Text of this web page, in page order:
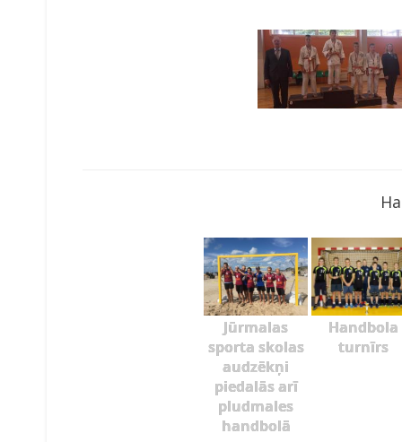
Jūrmalas
sporta skolas
audzēkņi
piedalās arī
pludmales
handbolā
Handbola
turnīrs